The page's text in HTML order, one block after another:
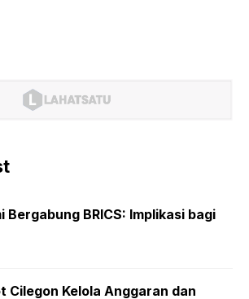
Bergabung BRICS: Implikasi bagi
Cilegon Kelola Anggaran dan